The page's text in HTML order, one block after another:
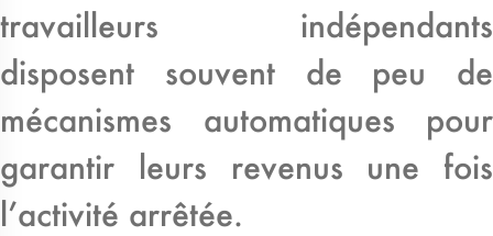
travailleurs indépendants
disposent souvent de peu de
mécanismes automatiques pour
garantir leurs revenus une fois
l’activité arrêtée.